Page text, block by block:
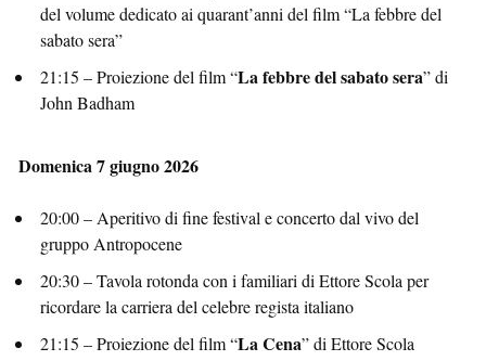
del volume dedicato ai quarant’anni del film “La febbre del
sabato sera”
21:15 – Proiezione del film “La febbre del sabato sera” di
John Badham
Domenica 7 giugno 2026
20:00 – Aperitivo di fine festival e concerto dal vivo del
gruppo Antropocene
20:30 – Tavola rotonda con i familiari di Ettore Scola per
ricordare la carriera del celebre regista italiano
21:15 – Proiezione del film “La Cena” di Ettore Scola